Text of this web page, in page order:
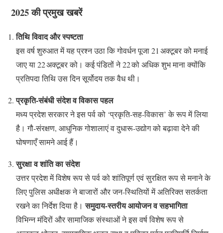
2025 की प्रमुख खबरें
तिथि विवाद और स्पष्टता
इस वर्ष शुरुआत में यह प्रश्न उठा कि गोवर्धन पूजा 21 अक्टूबर को मनाई
जाए या 22 अक्टूबर को। कई पंडितों ने 22 को अधिक शुभ माना क्योंकि
प्रतिपदा तिथि उस दिन सूर्योदय तक वैध थी।
प्रकृति‑संबंधी संदेश व विकास पहल
मध्य प्रदेश सरकार ने इस पर्व को ‘प्रकृति‑सह‑विकास’ के रूप में लिया
है। गौ‑संरक्षण, आधुनिक गोशालाएं व दुधारू‑उद्योग को बढ़ावा देने की
घोषणाएँ सामने आई हैं।
सुरक्षा व शांति का संदेश
उत्तर प्रदेश में विशेष रूप से पर्व को शांतिपूर्ण एवं सुरक्षित रूप से मनाने के
लिए पुलिस अधीक्षक ने बाजारों और जन‑स्थितियों में अतिरिक्त सतर्कता
रखने का निर्देश दिया है।समुदाय‑स्तरीय आयोजन व सहभागिता
विभिन्न मंदिरों और सामाजिक संस्थाओं ने इस वर्ष विशेष रूप से